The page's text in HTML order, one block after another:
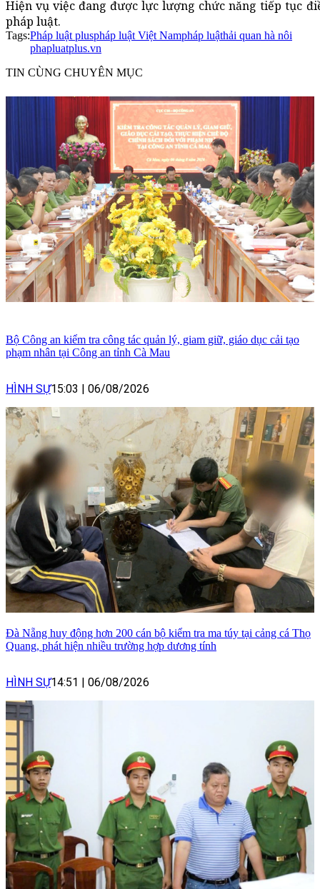
Hiện vụ việc đang được lực lượng chức năng tiếp tục
pháp luật.
Tags:Pháp luật pluspháp luật Việt Nampháp luậthải quan hà nôi
phapluatplus.vn
TIN CÙNG CHUYÊN MỤC
Bộ Công an kiểm tra công tác quản lý, giam giữ, giáo dục cải tạo
phạm nhân tại Công an tỉnh Cà Mau
HÌNH SỰ15:03 | 06/08/2026
Đà Nẵng huy động hơn 200 cán bộ kiểm tra ma túy tại cảng cá Thọ
Quang, phát hiện nhiều trường hợp dương tính
HÌNH SỰ14:51 | 06/08/2026